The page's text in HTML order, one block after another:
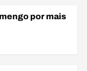
por mais